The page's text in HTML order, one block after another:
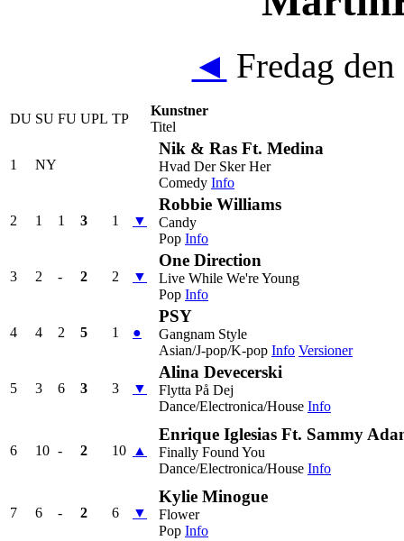
◄ Fredag
DU SU FU UPL TP
Kunstner
Titel
1 NY
Nik & Ras Ft. Medina
Hvad Der Sker Her
Comedy Info
2 1 1 3 1 ▼
Robbie Williams
Candy
Pop Info
3 2 - 2 2 ▼
One Direction
Live While We're Young
Pop Info
4 4 2 5 1 ●
PSY
Gangnam Style
Asian/J-pop/K-pop Info Versioner
5 3 6 3 3 ▼
Alina Devecerski
Flytta På Dej
Dance/Electronica/House Info
6 10 - 2 10 ▲
Enrique Iglesias Ft. Sammy
Finally Found You
Dance/Electronica/House Info
7 6 - 2 6 ▼
Kylie Minogue
Flower
Pop Info